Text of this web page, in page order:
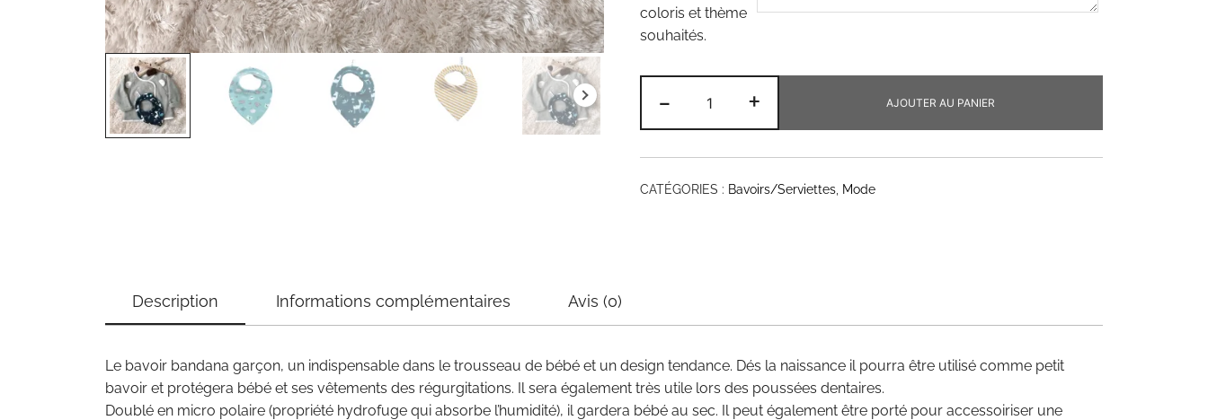
coloris et thème
souhaités.
-
de
Bavoir
Bandana
modèle
+ AJOUTER AU PANIER
CATÉGORIES : Bavoirs/Serviettes Mode
Description Informations complémentaires Avis (0)
Le bavoir bandana garçon, un indispensable dans le trousseau de bébé et un design tendance. Dés la naissance il pourra être utilisé comme petit
bavoir et protégera bébé et ses vêtements des régurgitations. Il sera également très utile lors des poussées dentaires.
Doublé en micro polaire (propriété hydrofuge qui absorbe l’humidité), il gardera bébé au sec. Il peut également être porté pour accessoiriser une